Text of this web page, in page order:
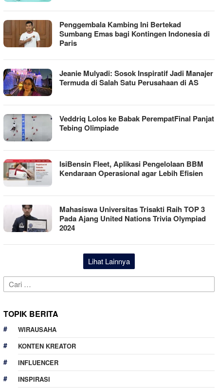
Penggembala Kambing Ini Bertekad
Sumbang Emas bagi Kontingen Indonesia di
Paris
Jeanie Mulyadi: Sosok Inspiratif Jadi Manajer
Termuda di Salah Satu Perusahaan di AS
Veddriq Lolos ke Babak PerempatFinal Panjat
Tebing Olimpiade
IsiBensin Fleet, Aplikasi Pengelolaan BBM
Kendaraan Operasional agar Lebih Efisien
Mahasiswa Universitas Trisakti Raih TOP 3
Pada Ajang United Nations Trivia Olympiad
2024
Lihat Lainnya
Cari
untuk:
TOPIK BERITA
WIRAUSAHA
KONTEN KREATOR
INFLUENCER
INSPIRASI